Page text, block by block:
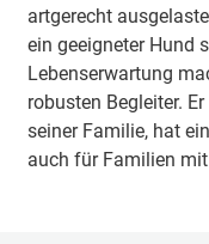
artgerecht
ein geeigneter Hund
Lebenserwartung
robusten Begleiter.
seiner Familie, hat
auch für Familien